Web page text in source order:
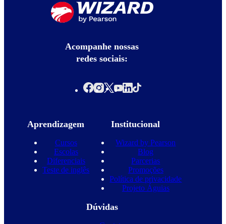
Acompanhe nossas
redes sociais:
Aprendizagem
Cursos
Escolas
Diferenciais
Teste de inglês
Institucional
Wizard by Pearson
Blog
Parcerias
Promoções
Política de privacidade
Projeto Águias
Dúvidas